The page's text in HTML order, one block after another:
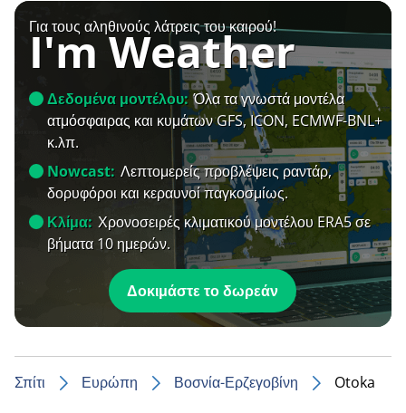
Για τους αληθινούς λάτρεις του καιρού!
I'm Weather
Δεδομένα μοντέλου: Όλα τα γνωστά μοντέλα
ατμόσφαιρας και κυμάτων GFS, ICON, ECMWF-BNL+
κ.λπ.
Nowcast: Λεπτομερείς προβλέψεις ραντάρ,
δορυφόροι και κεραυνοί παγκοσμίως.
Κλίμα: Χρονοσειρές κλιματικού μοντέλου ERA5 σε
βήματα 10 ημερών.
Δοκιμάστε το δωρεάν
Σπίτι Ευρώπη Βοσνία-Ερζεγοβίνη Otoka